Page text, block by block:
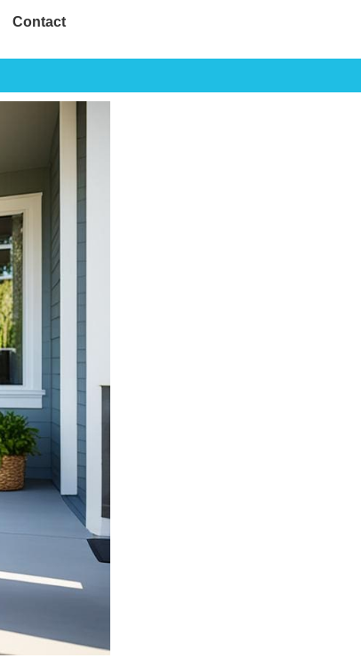
Contact